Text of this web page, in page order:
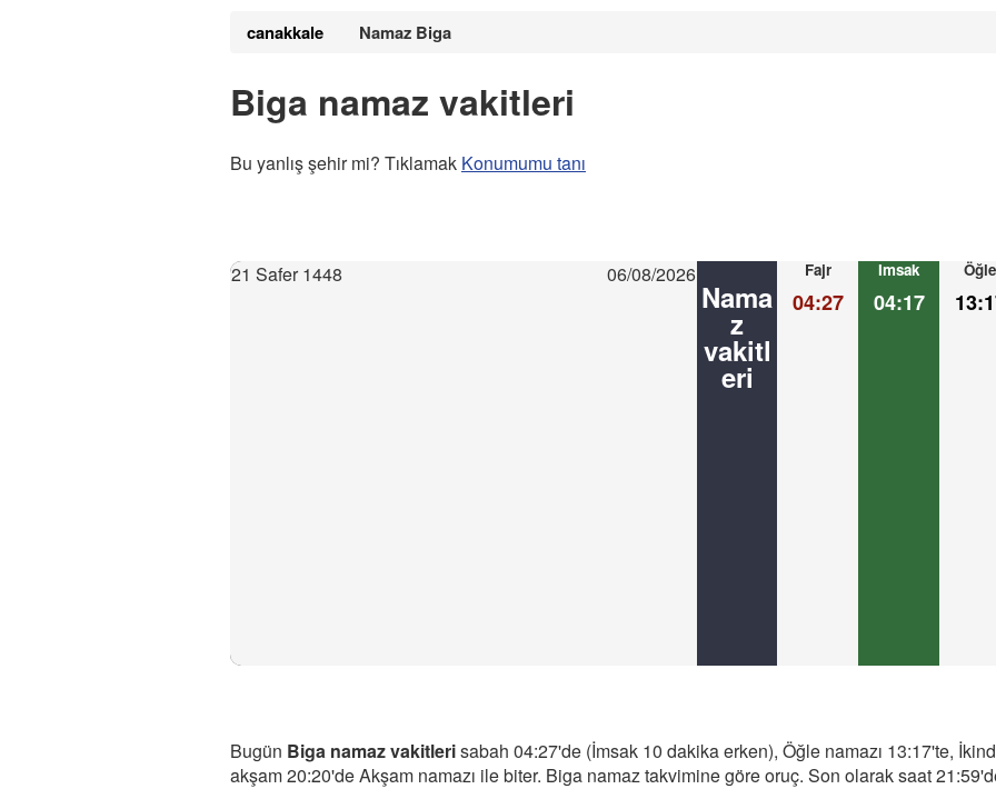
canakkale Namaz Biga
Biga namaz vakitleri
Bu yanlış şehir mi? Tıklamak Konumumu tanı
21 Safer 1448 06/08/2026
Nama
z
vakitl
eri
Fajr
04:27
Imsak
04:17
Öğle
Bugün Biga namaz vakitlerisabah 04:27'de (İmsak 10 dakika erken), Öğle namazı 13:17'te,
akşam 20:20'de Akşam namazı ile biter. Biga namaz takvimine göre oruç. Son olarak saat 21:59'de